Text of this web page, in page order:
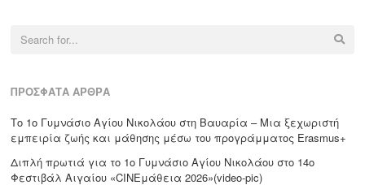
Search
ΠΡΌΣΦΑΤΑ ΆΡΘΡΑ
Το 1ο Γυμνάσιο Αγίου Νικολάου στη Βαυαρία – Μια ξεχωριστή
εμπειρία ζωής και μάθησης μέσω του προγράμματος Erasmus+
Διπλή πρωτιά για το 1ο Γυμνάσιο Αγίου Νικολάου στο 14ο
Φεστιβάλ Αιγαίου «CΙΝΕμάθεια 2026»(video-pic)